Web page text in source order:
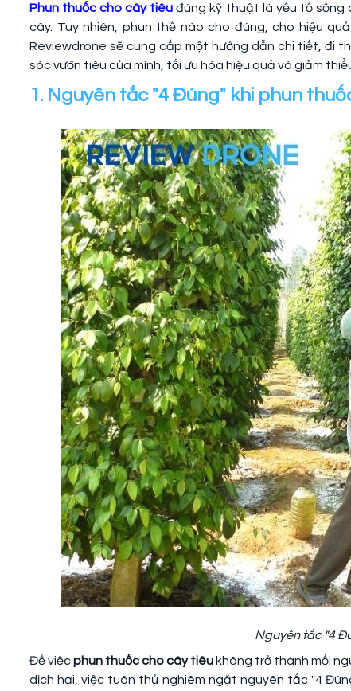
Phun thuốc cho cây tiêu đúng kỹ thuật là yếu tố sống
cây. Tuy nhiên, phun thế nào cho đúng, cho hiệu
Reviewdrone sẽ cung cấp một hướng dẫn chi tiết, đi
sóc vườn tiêu của mình, tối ưu hóa hiệu quả và giảm
1. Nguyên tắc "4 Đúng" khi phun
Nguyên tắc "4
Để việcphun thuốc cho cây tiêukhông trở thành mối
dịch hại, việc tuân thủ nghiêm ngặt nguyên tắc "4